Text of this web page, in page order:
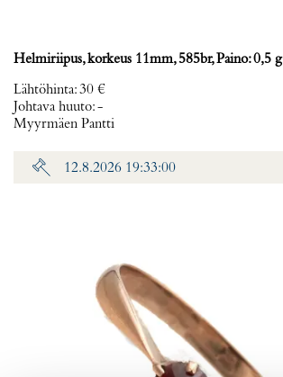
Helmiriipus, korkeus 11mm, 585br, Paino: 0,5 g
Lähtöhinta:30 €
Johtava huuto:-
Myyrmäen Pantti
12.8.2026 19:33:00